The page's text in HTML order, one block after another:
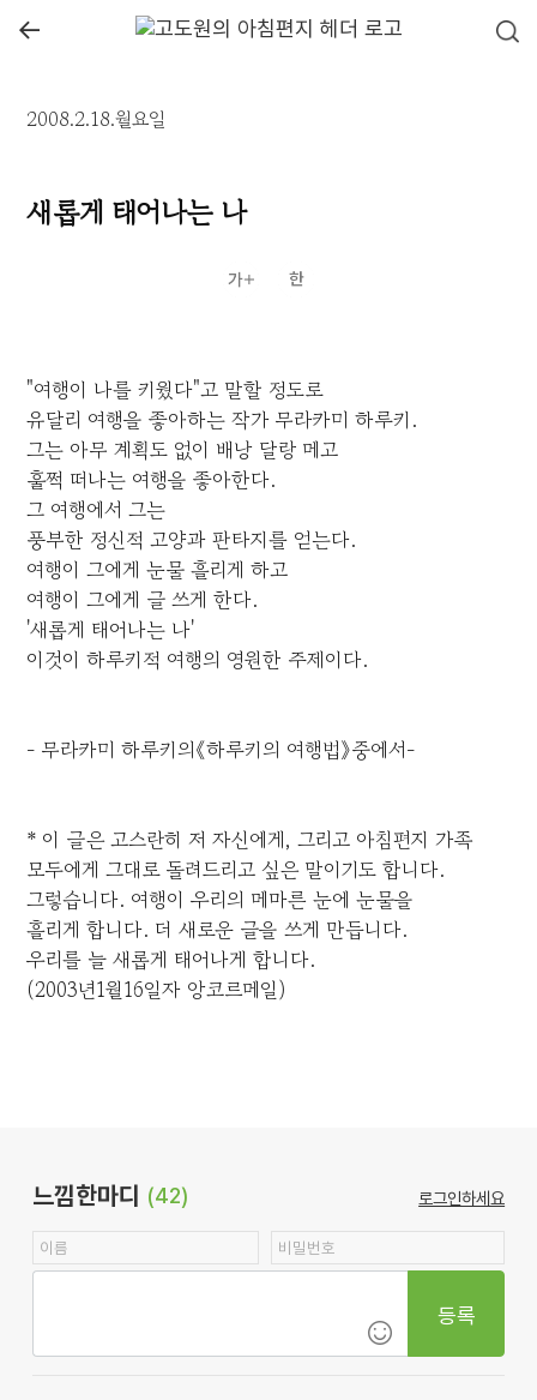
←
2008.2.18.월요일
새롭게 태어나는 나
"여행이 나를 키웠다"고 말할 정도로
유달리 여행을 좋아하는 작가 무라카미 하루키.
그는 아무 계획도 없이 배낭 달랑 메고
훌쩍 떠나는 여행을 좋아한다.
그 여행에서 그는
풍부한 정신적 고양과 판타지를 얻는다.
여행이 그에게 눈물 흘리게 하고
여행이 그에게 글 쓰게 한다.
'새롭게 태어나는 나'
이것이 하루키적 여행의 영원한 주제이다.
- 무라카미 하루키의《하루키의 여행법》중에서-
* 이 글은 고스란히 저 자신에게, 그리고 아침편지 가족
모두에게 그대로 돌려드리고 싶은 말이기도 합니다.
그렇습니다. 여행이 우리의 메마른 눈에 눈물을
흘리게 합니다. 더 새로운 글을 쓰게 만듭니다.
우리를 늘 새롭게 태어나게 합니다.
(2003년1월16일자 앙코르메일)
느낌한마디 (42) 로그인하세요
등록